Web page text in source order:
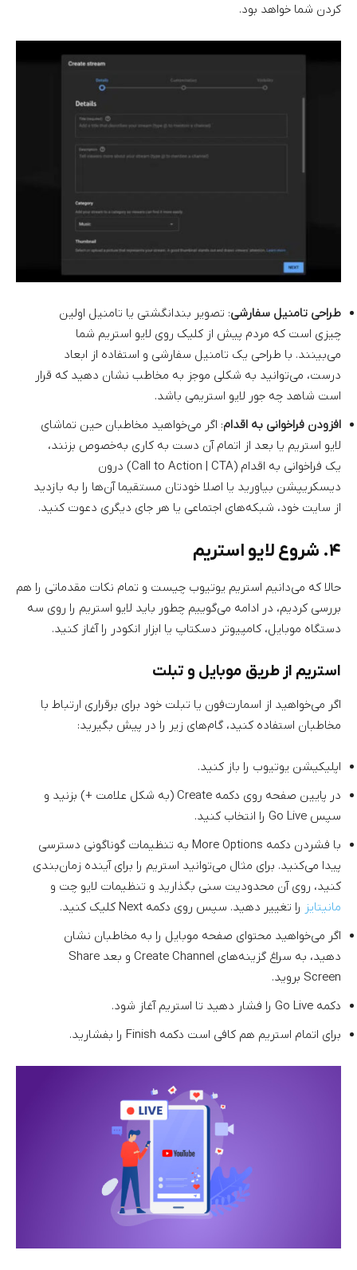
کردن شما خواهد بود.
طراحی تامنیل سفارشی: تصویر بندانگشتی یا تامنیل اولین
چیزی است که مردم پیش از کلیک روی لایو استریم شما
می‌بینند. با طراحی یک تامنیل سفارشی و استفاده از ابعاد
درست، می‌توانید به شکلی موجز به مخاطب نشان دهید که قرار
است شاهد چه جور لایو استریمی باشد.
افزودن فراخوانی به اقدام: اگر می‌خواهید مخاطبان حین تماشای
لایو استریم یا بعد از اتمام آن دست به کاری به‌خصوص بزنند،
یک فراخوانی به اقدام (Call to Action | CTA) درون
دیسکریپشن بیاورید یا اصلا خودتان مستقیما آن‌ها را به بازدید
از سایت خود، شبکه‌های اجتماعی یا هر جای دیگری دعوت کنید.
۴. شروع لایو استریم
حالا که می‌دانیم استریم یوتیوب چیست و تمام نکات مقدماتی را هم
بررسی کردیم، در ادامه می‌گوییم چطور باید لایو استریم را روی سه
دستگاه موبایل، کامپیوتر دسکتاپ یا ابزار انکودر را آغاز کنید.
استریم از طریق موبایل و تبلت
اگر می‌خواهید از اسمارت‌فون یا تبلت خود برای برقراری ارتباط با
مخاطبان استفاده کنید، گام‌های زیر را در پیش بگیرید:
اپلیکیشن یوتیوب را باز کنید.
در پایین صفحه روی دکمه Create (به شکل علامت +) بزنید و
سپس Go Live را انتخاب کنید.
با فشردن دکمه More Options به تنظیمات گوناگونی دسترسی
پیدا می‌کنید. برای مثال می‌توانید استریم را برای آینده زمان‌بندی
کنید، روی آن محدودیت سنی بگذارید و تنظیمات لایو چت و
مانیتایز را تغییر دهید. سپس روی دکمه Next کلیک کنید.
اگر می‌خواهید محتوای صفحه موبایل را به مخاطبان نشان
دهید، به سراغ گزینه‌های Create Channel و بعد Share
Screen بروید.
دکمه Go Live را فشار دهید تا استریم آغاز شود.
برای اتمام استریم هم کافی است دکمه Finish را بفشارید.